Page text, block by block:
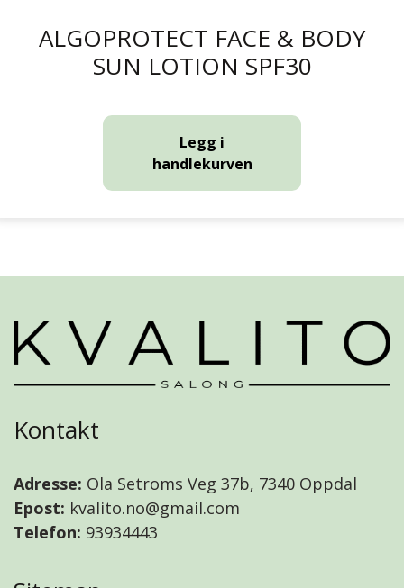
ALGOPROTECT FACE & BODY
SUN LOTION SPF30
Legg i
handlekurven
Kontakt
Adresse: Ola Setroms Veg 37b, 7340 Oppdal
Epost: kvalito.no@gmail.com
Telefon: 93934443